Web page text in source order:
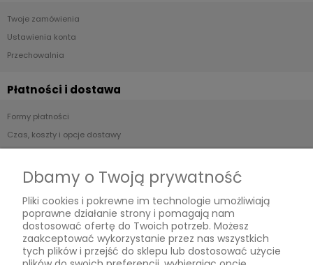
Twoje zamówienia
Ustawienia konta
Przechowalnia
Płatności i dostawa
Formy płatności
Czas, koszty i opcje dostawy
Informacje
Jak kupować?
Polityka prywatności
Dbamy o Twoją prywatność
Pliki cookies i pokrewne im technologie umożliwiają
poprawne działanie strony i pomagają nam
dostosować ofertę do Twoich potrzeb. Możesz
zaakceptować wykorzystanie przez nas wszystkich
tych plików i przejść do sklepu lub dostosować użycie